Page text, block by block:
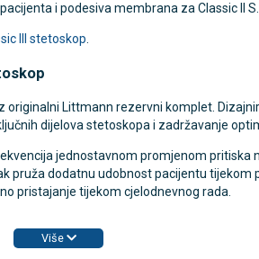
i podesiva membrana za Classic II
III stetoskop.
Littmann rezervni komplet.
dijelova stetoskopa i zadržavanje
jednostavnom promjenom pritiska
pruža dodatnu udobnost pacijentu
pristajanje tijekom cjelodnevnog rada.
Više
Pilla 7 × 4 – tjedna
DODAJ
Novo